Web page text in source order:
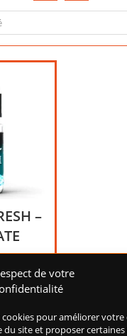
de votre
pour améliorer votre
du site et proposer
–
Fraicheur